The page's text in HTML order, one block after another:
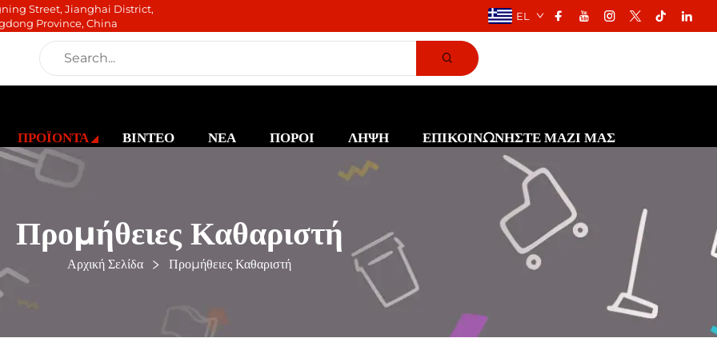
Street, Jianghai District,
Province, China
EL
ΠΡΟΪΟΝΤΑ ΒΙΝΤΕΟ ΝΕΑ ΠΟΡΟΙ ΛΗΨΗ ΕΠΙΚΟΙΝΩΝΗΣΤΕ ΜΑΖΙ ΜΑΣ
Προμήθειες Καθαριστή
Αρχική Σελίδα Προμήθειες Καθαριστή